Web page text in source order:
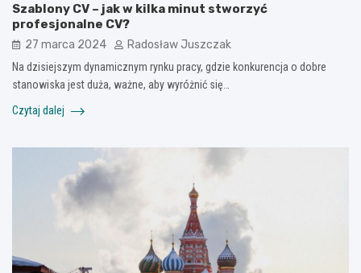
Szablony CV – jak w kilka minut stworzyć
profesjonalne CV?
27 marca 2024 Radosław Juszczak
Na dzisiejszym dynamicznym rynku pracy, gdzie konkurencja o dobre
stanowiska jest duża, ważne, aby wyróżnić się…
Czytaj dalej